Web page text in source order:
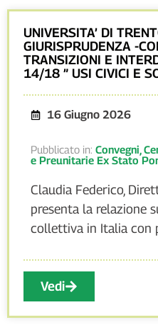
UNIVERSITA’ DI
GIURISPRUDENZA -
TRANSIZIONI E
14/18 ” USI CIVICI E
16 Giugno 2026
Pubblicato in: Convegni,
e Preunitarie Ex Stato
Claudia Federico,
presenta la relazione
collettiva in Italia con
Vedi